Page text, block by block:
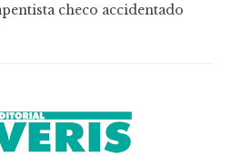
checo accidentado